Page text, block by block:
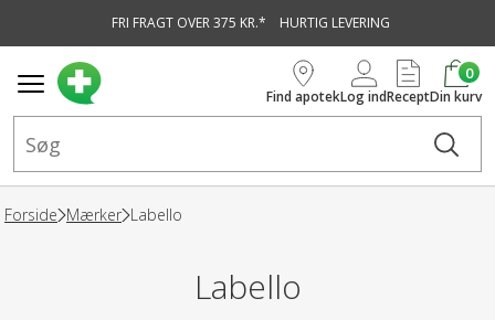
FRI FRAGT OVER 375 KR.* HURTIG LEVERING
Find apotekLog indRecept
0
Din kurv
Forside Mærker Labello
Labello